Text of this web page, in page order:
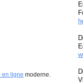
en ligne moderne.